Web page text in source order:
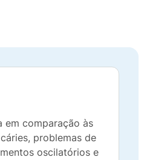
em comparação às
problemas de
oscilatórios e